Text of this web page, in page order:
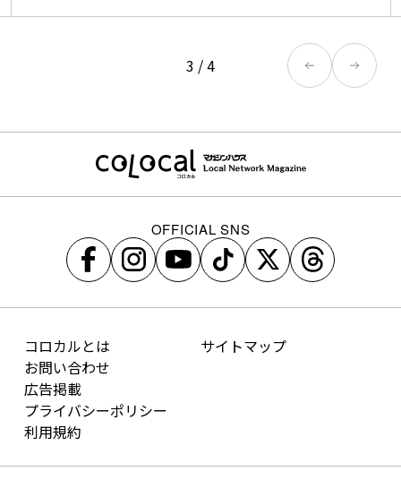
3 /4
OFFICIAL SNS
コロカルとは
お問い合わせ
広告掲載
プライバシーポリシー
利用規約
サイトマップ